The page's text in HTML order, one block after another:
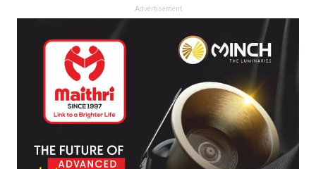
Advertisement